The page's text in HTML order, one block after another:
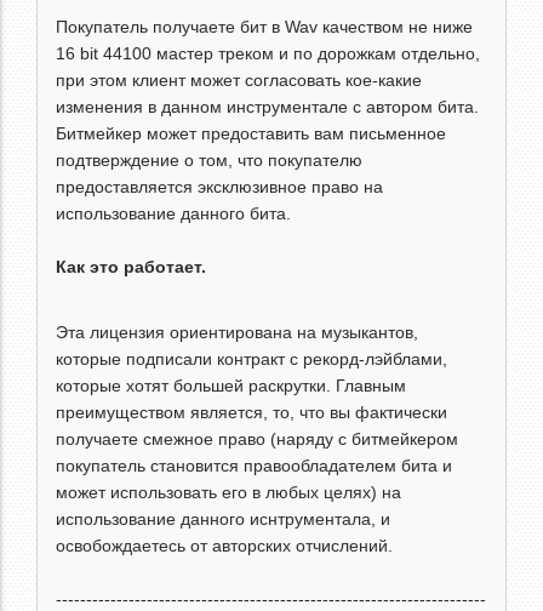
Покупатель получаете бит в Wav качеством не ниже
16 bit 44100 мастер треком и по дорожкам отдельно,
при этом клиент может согласовать кое-какие
изменения в данном инструментале с автором бита.
Битмейкер может предоставить вам письменное
подтверждение о том, что покупателю
предоставляется эксклюзивное право на
использование данного бита.
Как это работает.
Эта лицензия ориентирована на музыкантов,
которые подписали контракт с рекорд-лэйблами,
которые хотят большей раскрутки. Главным
преимуществом является, то, что вы фактически
получаете смежное право (наряду с битмейкером
покупатель становится правообладателем бита и
может использовать его в любых целях) на
использование данного иснтрументала, и
освобождаетесь от авторских отчислений.
-----------------------------------------------------------------------